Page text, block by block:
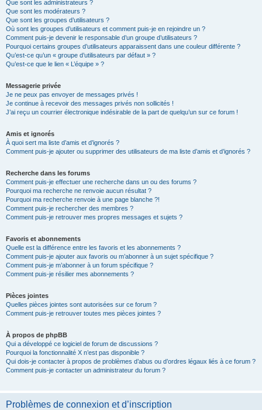
Que sont les administrateurs ?
Que sont les modérateurs ?
Que sont les groupes d’utilisateurs ?
Où sont les groupes d’utilisateurs et comment puis-je en rejoindre un ?
Comment puis-je devenir le responsable d’un groupe d’utilisateurs ?
Pourquoi certains groupes d’utilisateurs apparaissent dans une couleur différente ?
Qu’est-ce qu’un « groupe d’utilisateurs par défaut » ?
Qu’est-ce que le lien « L’équipe » ?
Messagerie privée
Je ne peux pas envoyer de messages privés !
Je continue à recevoir des messages privés non sollicités !
J’ai reçu un courrier électronique indésirable de la part de quelqu’un sur ce forum !
Amis et ignorés
À quoi sert ma liste d’amis et d’ignorés ?
Comment puis-je ajouter ou supprimer des utilisateurs de ma liste d’amis et d’ignorés ?
Recherche dans les forums
Comment puis-je effectuer une recherche dans un ou des forums ?
Pourquoi ma recherche ne renvoie aucun résultat ?
Pourquoi ma recherche renvoie à une page blanche ?!
Comment puis-je rechercher des membres ?
Comment puis-je retrouver mes propres messages et sujets ?
Favoris et abonnements
Quelle est la différence entre les favoris et les abonnements ?
Comment puis-je ajouter aux favoris ou m’abonner à un sujet spécifique ?
Comment puis-je m’abonner à un forum spécifique ?
Comment puis-je résilier mes abonnements ?
Pièces jointes
Quelles pièces jointes sont autorisées sur ce forum ?
Comment puis-je retrouver toutes mes pièces jointes ?
À propos de phpBB
Qui a développé ce logiciel de forum de discussions ?
Pourquoi la fonctionnalité X n’est pas disponible ?
Qui dois-je contacter à propos de problèmes d’abus ou d’ordres légaux liés à ce forum ?
Comment puis-je contacter un administrateur du forum ?
Problèmes de connexion et d’inscription